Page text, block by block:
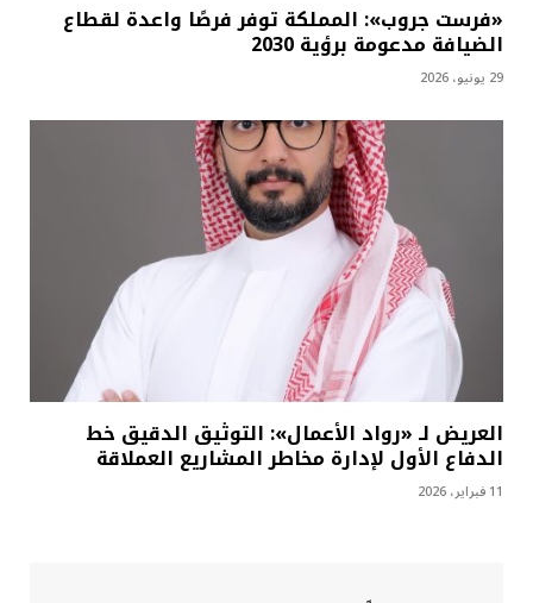
«فرست جروب»: المملكة توفر فرصًا واعدة لقطاع
الضيافة مدعومة برؤية 2030
29 يونيو، 2026
العريض لـ «رواد الأعمال»: التوثيق الدقيق خط
الدفاع الأول لإدارة مخاطر المشاريع العملاقة
11 فبراير، 2026